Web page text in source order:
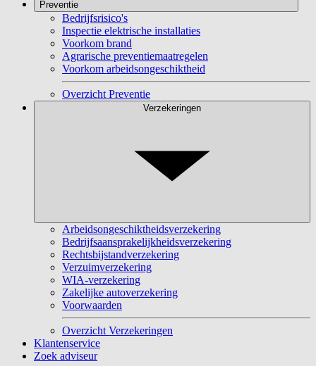
Preventie
Bedrijfsrisico's
Inspectie elektrische installaties
Voorkom brand
Agrarische preventiemaatregelen
Voorkom arbeidsongeschiktheid
Overzicht Preventie
Verzekeringen
Arbeidsongeschiktheidsverzekering
Bedrijfsaansprakelijkheidsverzekering
Rechtsbijstandverzekering
Verzuimverzekering
WIA-verzekering
Zakelijke autoverzekering
Voorwaarden
Overzicht Verzekeringen
Klantenservice
Zoek adviseur